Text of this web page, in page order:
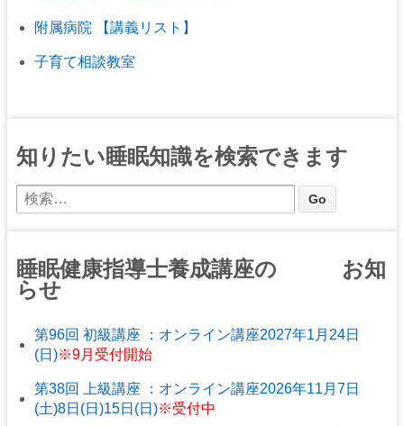
附属病院 【講義リスト】
子育て相談教室
知りたい睡眠知識を検索できます
睡眠健康指導士養成講座の お知
らせ
第96回 初級講座 ：オンライン講座2027年1月24日
(日)※9月受付開始
第38回 上級講座 ：オンライン講座2026年11月7日
(土)8日(日)15日(日)※受付中